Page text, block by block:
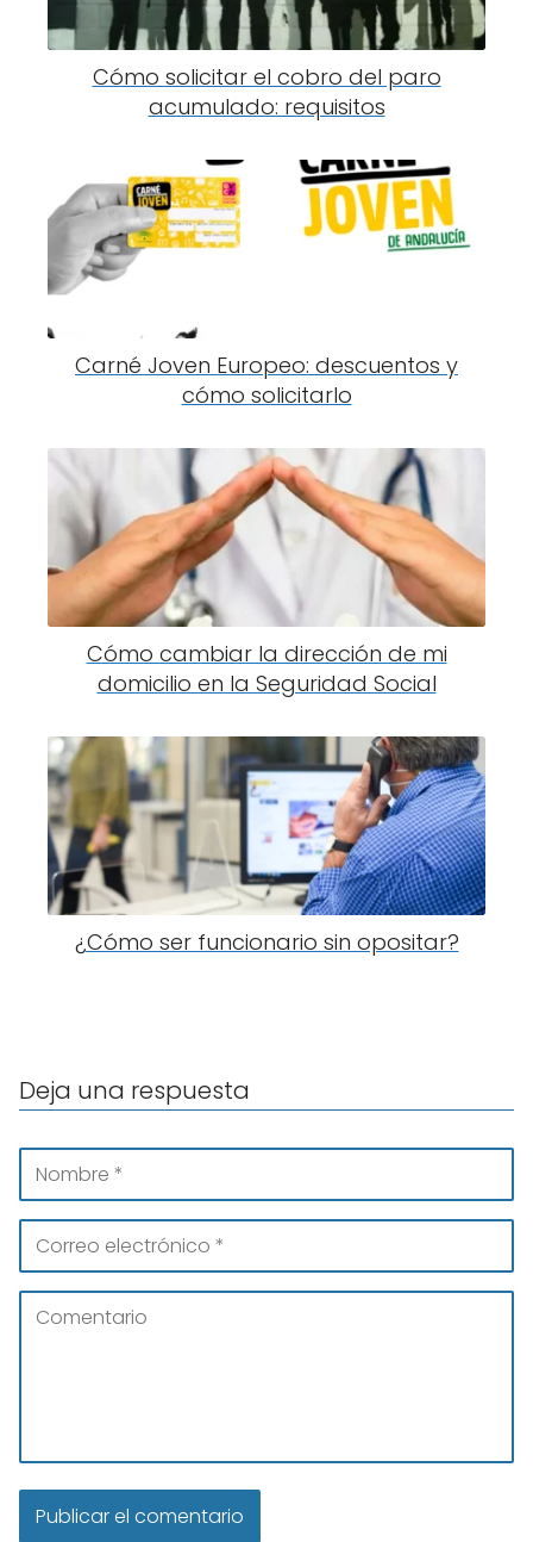
Cómo solicitar el cobro del paro
acumulado: requisitos
Carné Joven Europeo: descuentos y
cómo solicitarlo
Cómo cambiar la dirección de mi
domicilio en la Seguridad Social
¿Cómo ser funcionario sin opositar?
Deja una respuesta